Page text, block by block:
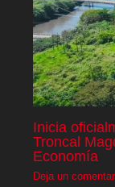
Inicia
Troncal
Economía
Deja un